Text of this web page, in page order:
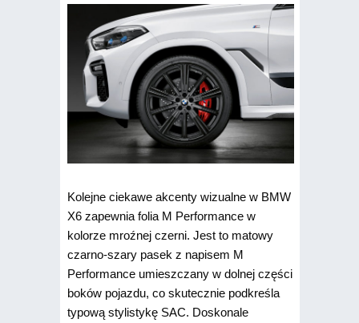
Kolejne ciekawe akcenty wizualne w BMW
X6 zapewnia folia M Performance w
kolorze mroźnej czerni. Jest to matowy
czarno-szary pasek z napisem M
Performance umieszczany w dolnej części
boków pojazdu, co skutecznie podkreśla
typową stylistykę SAC. Doskonale